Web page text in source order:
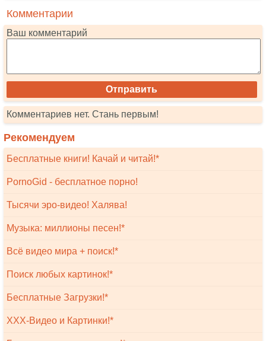
Комментарии
Ваш комментарий
Комментариев нет. Стань первым!
Рекомендуем
Бесплатные книги! Качай и читай!*
PornoGid - бесплатное порно!
Тысячи эро-видео! Халява!
Музыка: миллионы песен!*
Всё видео мира + поиск!*
Поиск любых картинок!*
Бесплатные Загрузки!*
XXX-Видео и Картинки!*